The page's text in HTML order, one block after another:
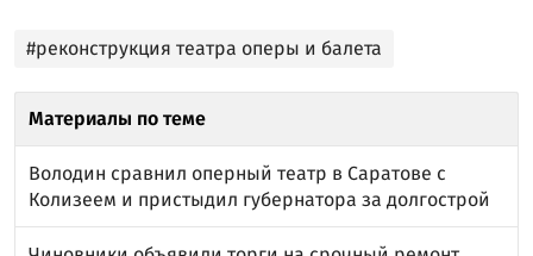
#реконструкция театра оперы и балета
Материалы по теме
Володин сравнил оперный театр в Саратове с
Колизеем и пристыдил губернатора за долгострой